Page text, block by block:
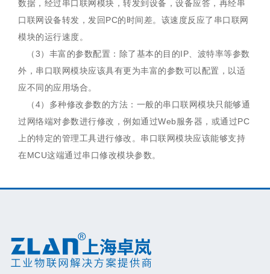
数据，经过串口联网模块，转发到设备，设备应答，再经串
口联网设备转发，发回PC的时间差。该速度反应了串口联网
模块的运行速度。
（3）丰富的参数配置：除了基本的目的IP、波特率等参数
外，串口联网模块应该具有更为丰富的参数可以配置，以适
应不同的应用场合。
（4）多种修改参数的方法：一般的串口联网模块只能够通
过网络端对参数进行修改，例如通过Web服务器，或通过PC
上的特定的管理工具进行修改。串口联网模块应该能够支持
在MCU这端通过串口修改模块参数。